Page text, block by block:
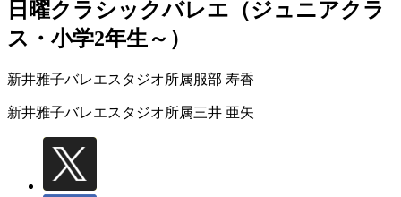
日曜クラシックバレエ（ジュニアクラ
ス・小学2年生～）
新井雅子バレエスタジオ所属服部 寿香
新井雅子バレエスタジオ所属三井 亜矢